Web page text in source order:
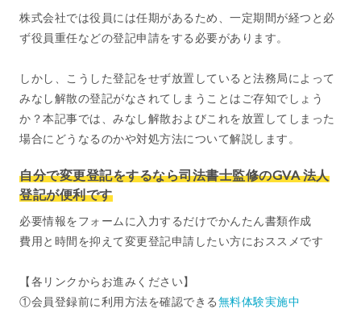
株式会社では役員には任期があるため、一定期間が経つと必
ず役員重任などの登記申請をする必要があります。
しかし、こうした登記をせず放置していると法務局によって
みなし解散の登記がなされてしまうことはご存知でしょう
か？本記事では、みなし解散およびこれを放置してしまった
場合にどうなるのかや対処方法について解説します。
自分で変更登記をするなら司法書士監修のGVA 法人
登記が便利です
必要情報をフォームに入力するだけでかんたん書類作成
費用と時間を抑えて変更登記申請したい方におススメです
【各リンクからお進みください】
①会員登録前に利用方法を確認できる無料体験実施中